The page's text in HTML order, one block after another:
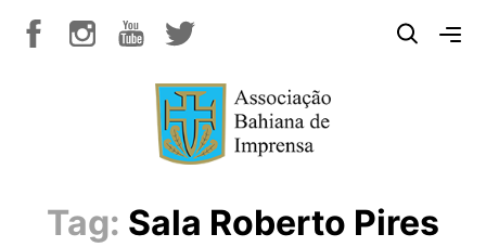
Tag: Sala Roberto Pires